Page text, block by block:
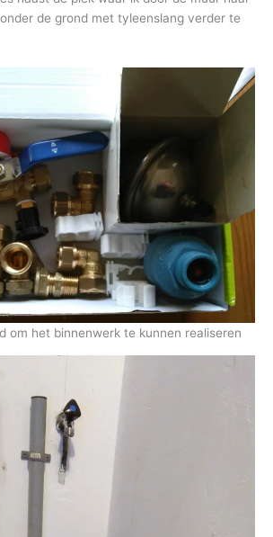
de grond met tyleenslang verder te
om het binnenwerk te kunnen realiseren